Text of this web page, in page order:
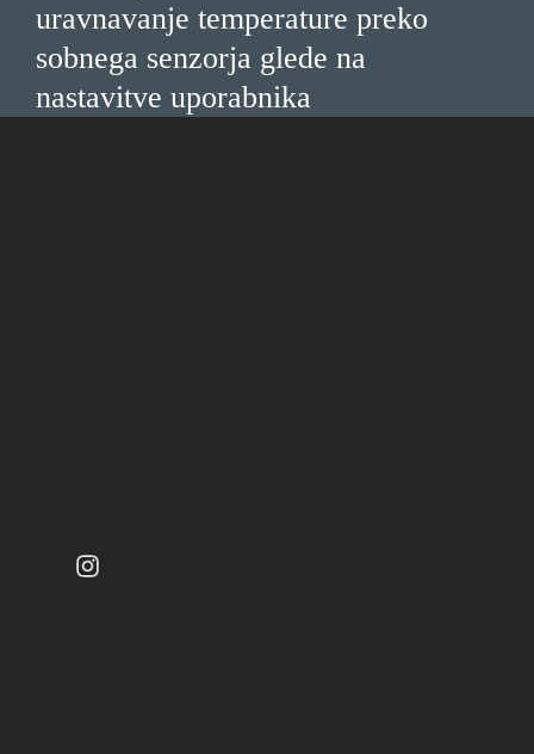
uravnavanje temperature preko
sobnega senzorja glede na
nastavitve uporabnika